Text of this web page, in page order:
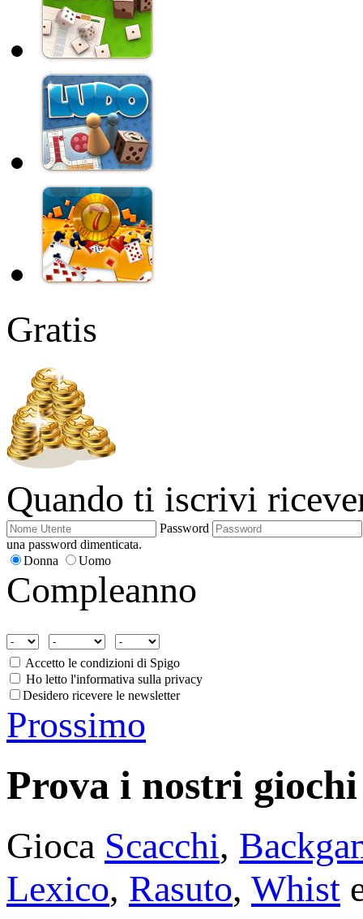
Gratis
Quando ti iscrivi
Password
una password dimenticata.
Donna
Uomo
Compleanno
Accetto le condizioni di Spigo
Ho letto l'informativa sulla privacy
Desidero ricevere le newsletter
Prossimo
Prova i nostri giochi
Gioca Scacchi,
Lexico, Rasuto, Whist